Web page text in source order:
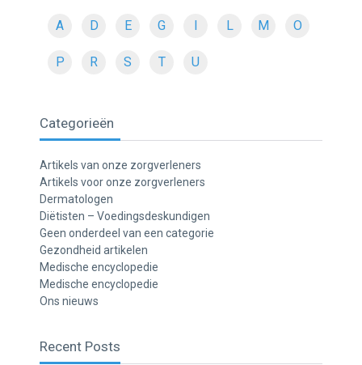
A D E G L M O
P R S T U
Categorieën
Artikels van onze zorgverleners
Artikels voor onze zorgverleners
Dermatologen
Diëtisten – Voedingsdeskundigen
Geen onderdeel van een categorie
Gezondheid artikelen
Medische encyclopedie
Medische encyclopedie
Ons nieuws
Recent Posts